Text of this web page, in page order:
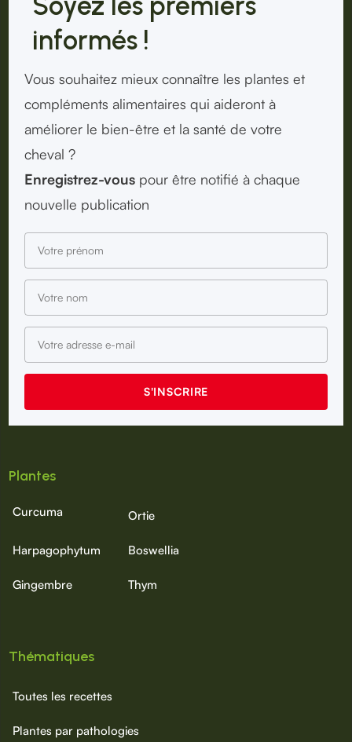
informés !
Vous souhaitez mieux connaître les plantes et
compléments alimentaires qui aideront à
améliorer le bien-être et la santé de votre
cheval ?
Enregistrez-vous pour être notifié à chaque
nouvelle publication
Plantes
Curcuma Ortie
Harpagophytum Boswellia
Gingembre Thym
Thématiques
Toutes les recettes
Plantes par pathologies